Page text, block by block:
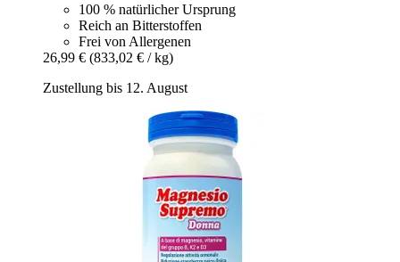
100 % natürlicher Ursprung
Reich an Bitterstoffen
Frei von Allergenen
26,99 € (833,02 € / kg)
Zustellung bis 12. August